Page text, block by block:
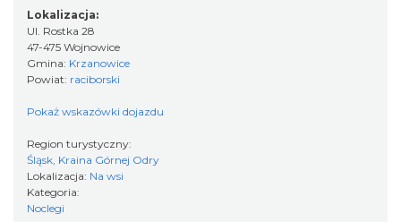
Lokalizacja:
Ul. Rostka 28
47-475 Wojnowice
Gmina: Krzanowice
Powiat: raciborski
Pokaż wskazówki dojazdu
Region turystyczny:
Śląsk, Kraina Górnej Odry
Lokalizacja: Na wsi
Kategoria:
Noclegi